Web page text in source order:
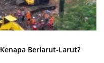
Berlarut-Larut?